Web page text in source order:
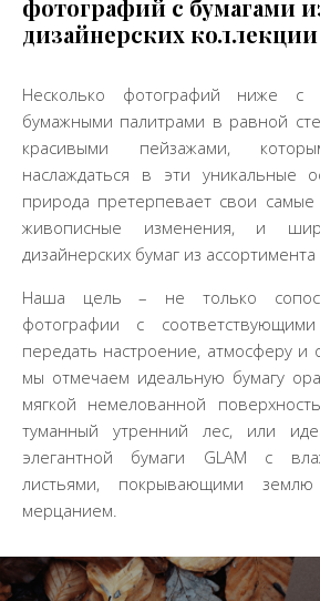
фотографий с бумагами
дизайнерских
Несколько фотографий ниже с
бумажными палитрами в равной
красивыми пейзажами,
наслаждаться в эти уникальные
природа претерпевает свои
живописные изменения, и
дизайнерских бумаг из
Наша цель – не только
фотографии с
передать настроение, атмосферу
мы отмечаем идеальную бумагу
мягкой немелованной
туманный утренний лес, или
элегантной бумаги GLAM с
листьями, покрывающими
мерцанием.